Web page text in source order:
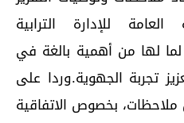
للإدارة الترابية
لما لها من أهمية بالغة في
تجربة الجهوية.وردا على
بخصوص الاتفاقية